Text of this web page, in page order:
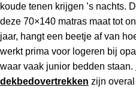
koude tenen krijgen ’s nachts.
deze 70×140 matras maat tot
jaar, hangt een beetje af van
werkt prima voor logeren bij
waar vaak junior bedden staan.
dekbedovertrekken zijn